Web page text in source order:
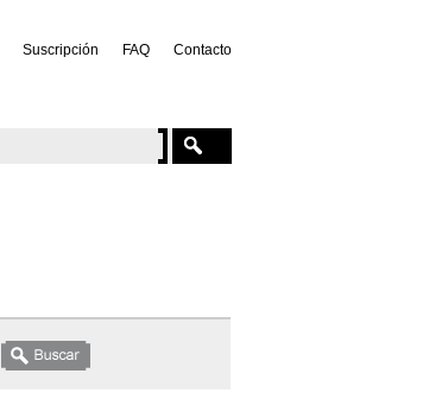
Suscripción FAQ Contacto